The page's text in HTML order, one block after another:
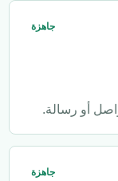
جاهزة
جاهزة